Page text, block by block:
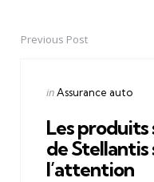
PostPrevious Post
Posted
inAssurance auto
Les
de
l’attention